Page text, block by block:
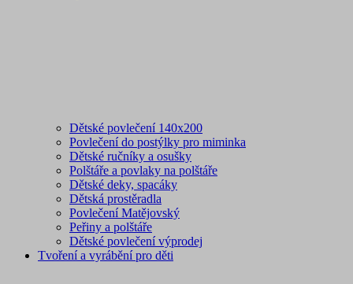
Dětské povlečení 140x200
Povlečení do postýlky pro miminka
Dětské ručníky a osušky
Polštáře a povlaky na polštáře
Dětské deky, spacáky
Dětská prostěradla
Povlečení Matějovský
Peřiny a polštáře
Dětské povlečení výprodej
Tvoření a vyrábění pro děti